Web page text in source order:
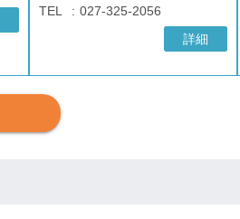
TEL
027-325-2056
詳細